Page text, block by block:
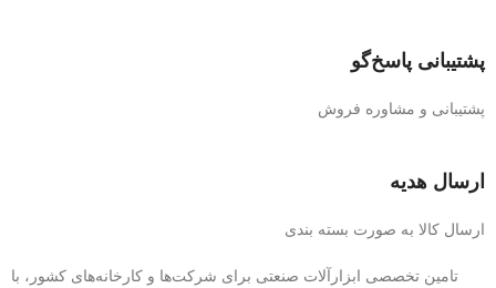
پشتیبانی پاسخ‌گو
پشتیبانی و مشاوره فروش
ارسال هدیه
ارسال کالا به صورت بسته بندی
تامین تخصصی ابزارآلات صنعتی برای شرکت‌ها و کارخانه‌های کشور، با